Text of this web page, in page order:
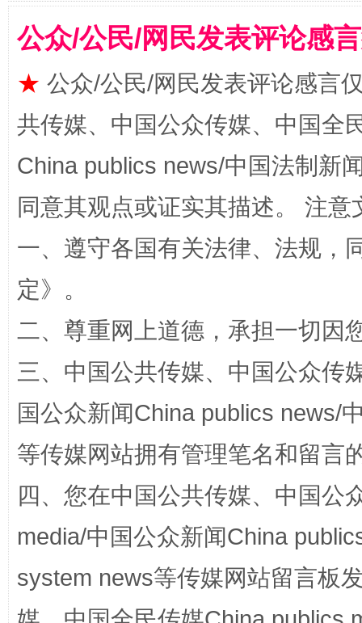
全民健身五年计划来了！等你上场
阿坝州三大球赛在茂县开幕 规模
国家大学科技园优化重塑工作
公众/公民/网民发表评论感
★ 公众/公民/网民发表评论感言
共传媒、中国公众传媒、中国全
China publics news/中国法制新
同意其观点或证实其描述。 注
一、遵守各国有关法律、法规，
定》。
二、尊重网上道德，承担一切因
三、中国公共传媒、中国公众传
国公众新闻China publics news/
等传媒网站拥有管理笔名和留言
四、您在中国公共传媒、中国公
media/中国公众新闻China
system news等传媒网站留言板